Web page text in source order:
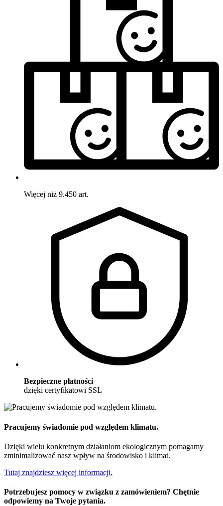
Więcej niż 9.450 art.
Bezpieczne płatności
dzięki certyfikatowi SSL
Pracujemy świadomie pod względem klimatu.
Dzięki wielu konkretnym działaniom ekologicznym pomagamy
zminimalizować nasz wpływ na środowisko i klimat.
Tutaj znajdziesz więcej informacji.
Potrzebujesz pomocy w związku z zamówieniem? Chętnie
odpowiemy na Twoje pytania.